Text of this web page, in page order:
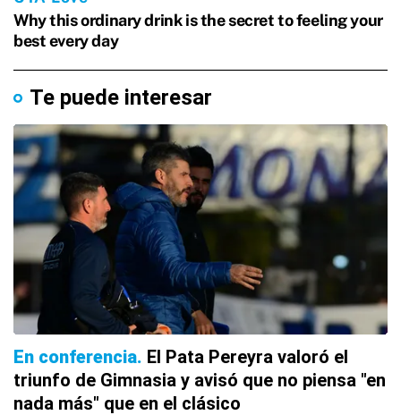
Te puede interesar
En conferencia El Pata Pereyra valoró el
triunfo de Gimnasia y avisó que no piensa "en
nada más" que en el clásico